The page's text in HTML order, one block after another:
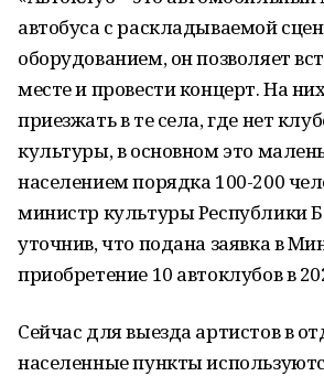
автобуса с раскладываемой
оборудованием, он позволяет
месте и провести концерт. На
приезжать в те села, где нет
культуры, в основном это
населением порядка 100-200
министр культуры Республики
уточнив, что подана заявка в
приобретение 10 автоклубов в
Сейчас для выезда артистов в
населенные пункты